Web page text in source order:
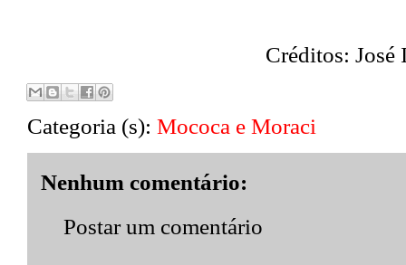
Créditos: José
Categoria (s): Mococa e Moraci
Nenhum comentário:
Postar um comentário